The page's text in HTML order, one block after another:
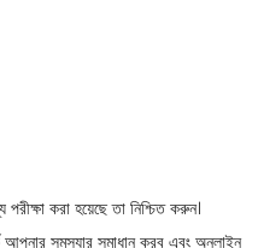
করা হয়েছে তা নিশ্চিত করুন।
সমস্যার সমাধান করব এবং অনলাইন